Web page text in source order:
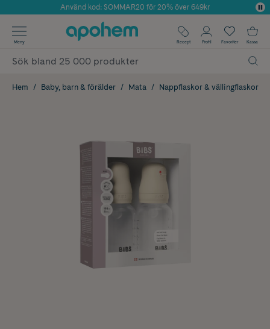
Årets Butik 2025 inom Skönhet
Använd kod: SOMMAR20 för 20% över 649kr
✓ Fri frakt
✓ Poäng på alla köp*
Meny Recept Profil Favoriter Kassa
Hem Baby, barn & förälder Mata Nappflaskor & vällingflaskor